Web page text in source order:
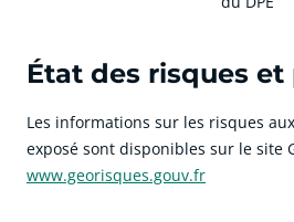
État des risques
Les informations sur les risques
exposé sont disponibles sur le site
www.georisques.gouv.fr